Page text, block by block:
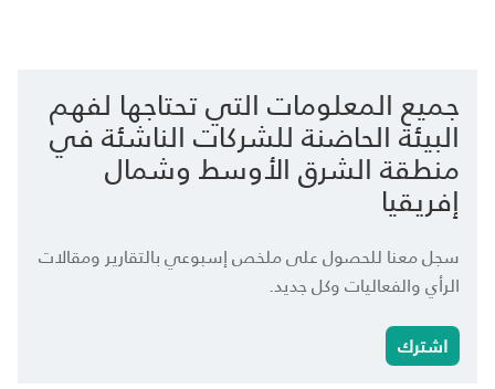
جميع المعلومات التي تحتاجها لفهم
البيئة الحاضنة للشركات الناشئة في
منطقة الشرق الأوسط وشمال
إفريقيا
سجل معنا للحصول على ملخص إسبوعي بالتقارير ومقالات
الرأي والفعاليات وكل جديد.
اشترك